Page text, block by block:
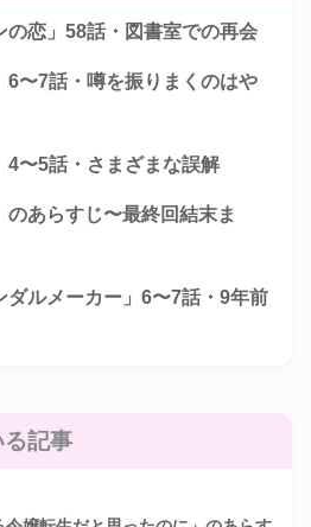
の恋」58話・図書室での再会
6〜7話・噂を振りまくのはや
4〜5話・さまざまな誤解
のあらすじ〜最終回結末ま
ダルメーカー」6〜7話・9年前
記事